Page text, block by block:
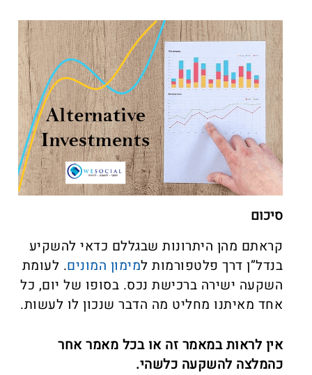
סיכום
קראתם מהן היתרונות שבגללם כדאי להשקיע
בנדל”ן דרך פלטפורמות למימון המונים. לעומת
השקעה ישירה ברכישת נכס. בסופו של יום, כל
אחד מאיתנו מחליט מה הדבר שנכון לו לעשות.
אין לראות במאמר זה או בכל מאמר אחר
כהמלצה להשקעה כלשהי.